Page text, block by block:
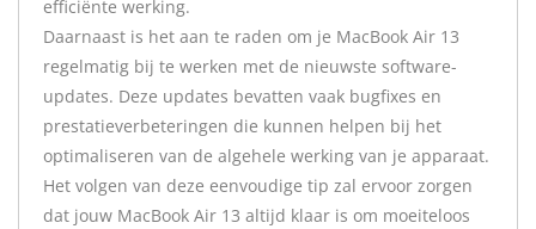
efficiënte werking.
Daarnaast is het aan te raden om je MacBook Air 13
regelmatig bij te werken met de nieuwste software-
updates. Deze updates bevatten vaak bugfixes en
prestatieverbeteringen die kunnen helpen bij het
optimaliseren van de algehele werking van je apparaat.
Het volgen van deze eenvoudige tip zal ervoor zorgen
dat jouw MacBook Air 13 altijd klaar is om moeiteloos